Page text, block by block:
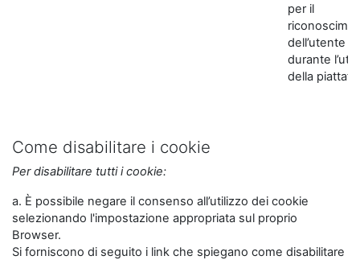
per il
dell’utente
durante
della
Come disabilitare i cookie
Per disabilitare tutti i cookie:
a. È possibile negare il consenso all’utilizzo dei cookie
selezionando l'impostazione appropriata sul proprio
Browser.
Si forniscono di seguito i link che spiegano come disabilitare